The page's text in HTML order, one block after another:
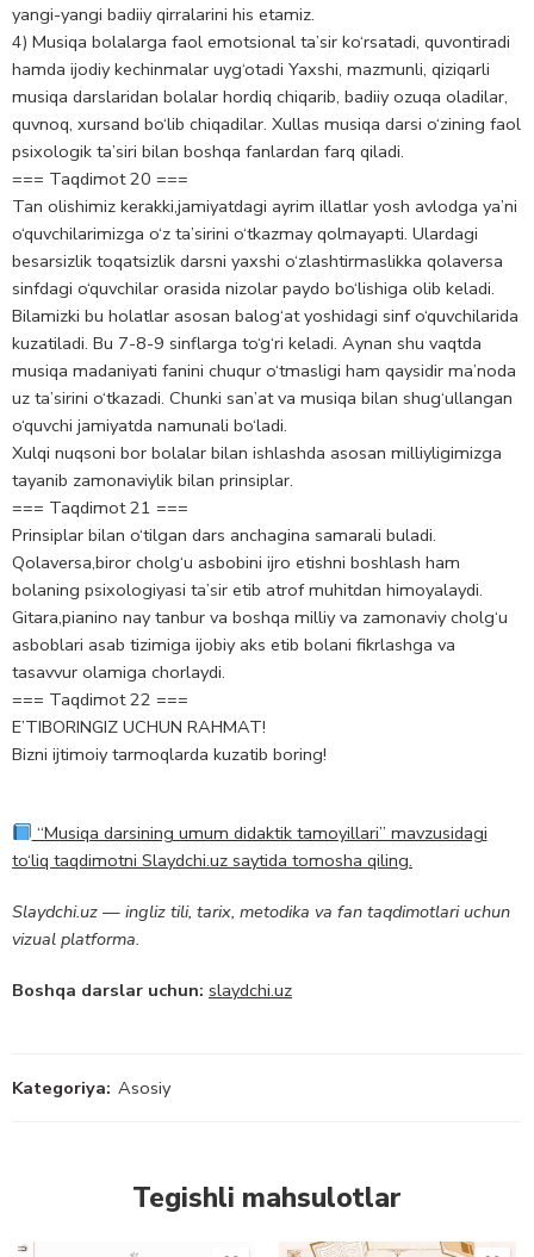
yangi-yangi badiiy qirralarini his etamiz.
4) Musiqa bolalarga faol emotsional ta’sir ko‘rsatadi, quvontiradi
hamda ijodiy kechinmalar uyg‘otadi Yaxshi, mazmunli, qiziqarli
musiqa darslaridan bolalar hordiq chiqarib, badiiy ozuqa oladilar,
quvnoq, xursand bo‘lib chiqadilar. Xullas musiqa darsi o‘zining faol
psixologik ta’siri bilan boshqa fanlardan farq qiladi.
=== Taqdimot 20 ===
Tan olishimiz kerakki,jamiyatdagi ayrim illatlar yosh avlodga ya’ni
o‘quvchilarimizga o‘z ta’sirini o‘tkazmay qolmayapti. Ulardagi
besarsizlik toqatsizlik darsni yaxshi o‘zlashtirmaslikka qolaversa
sinfdagi o‘quvchilar orasida nizolar paydo bo‘lishiga olib keladi.
Bilamizki bu holatlar asosan balog‘at yoshidagi sinf o‘quvchilarida
kuzatiladi. Bu 7-8-9 sinflarga to‘g‘ri keladi. Aynan shu vaqtda
musiqa madaniyati fanini chuqur o‘tmasligi ham qaysidir ma’noda
uz ta’sirini o‘tkazadi. Chunki san’at va musiqa bilan shug‘ullangan
o‘quvchi jamiyatda namunali bo‘ladi.
Xulqi nuqsoni bor bolalar bilan ishlashda asosan milliyligimizga
tayanib zamonaviylik bilan prinsiplar.
=== Taqdimot 21 ===
Prinsiplar bilan o‘tilgan dars anchagina samarali buladi.
Qolaversa,biror cholg‘u asbobini ijro etishni boshlash ham
bolaning psixologiyasi ta’sir etib atrof muhitdan himoyalaydi.
Gitara,pianino nay tanbur va boshqa milliy va zamonaviy cholg‘u
asboblari asab tizimiga ijobiy aks etib bolani fikrlashga va
tasavvur olamiga chorlaydi.
=== Taqdimot 22 ===
E’TIBORINGIZ UCHUN RAHMAT!
Bizni ijtimoiy tarmoqlarda kuzatib boring!
“Musiqa darsining umum didaktik tamoyillari” mavzusidagi
to‘liq taqdimotni Slaydchi.uz saytida tomosha qiling.
Slaydchi.uz — ingliz tili, tarix, metodika va fan taqdimotlari uchun
vizual platforma.
Boshqa darslar uchun: slaydchi.uz
Kategoriya: Asosiy
Tegishli mahsulotlar